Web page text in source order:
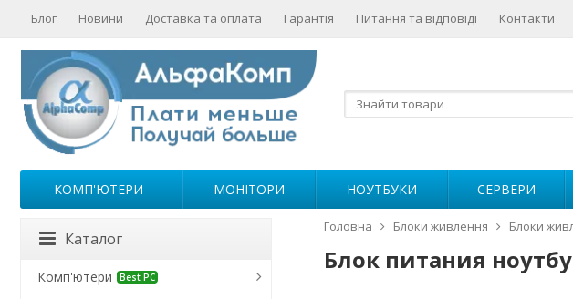
Блог Новини Доставка та оплата Гарантія Питання та відповіді Контакти
КОМП'ЮТЕРИ МОНІТОРИ НОУТБУКИ СЕРВЕРИ
Головна Блоки живлення Блоки
Блок питания
Каталог
Комп'ютери Best PC